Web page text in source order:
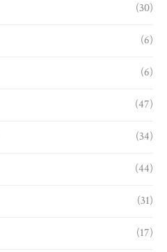
(30)
(6)
(6)
(47)
(34)
(44)
(31)
(17)